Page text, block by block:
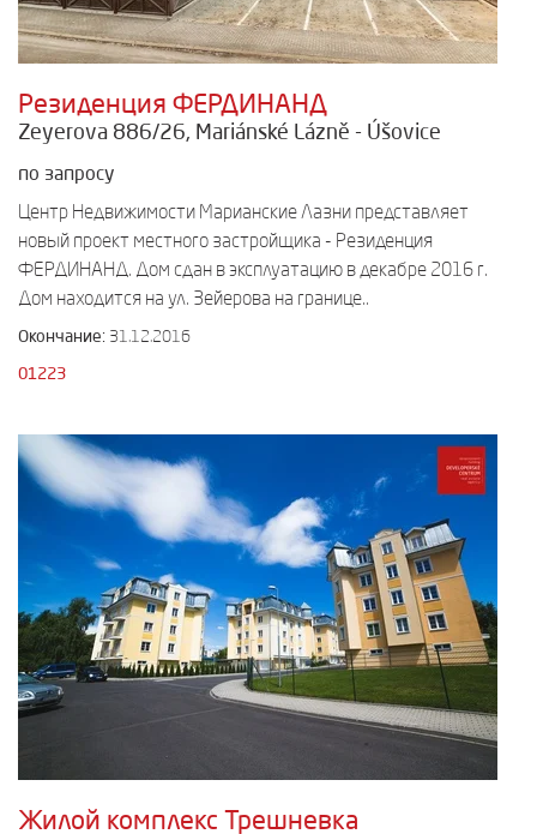
Резиденция ФЕРДИНАНД
Zeyerova 886/26, Mariánské Lázně - Úšovice
по запросу
Центр Недвижимости Марианские Лазни представляет
новый проект местного застройщика - Резиденция
ФЕРДИНАНД. Дом сдан в эксплуатацию в декабре 2016 г.
Дом находится на ул. Зейерова на границе..
Окончание: 31.12.2016
01223
Жилой комплекс Трешневка